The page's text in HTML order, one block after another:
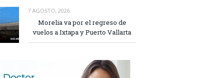
7 AGOSTO, 2026
Morelia va por el regreso de
vuelos a Ixtapa y Puerto Vallarta